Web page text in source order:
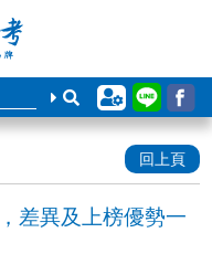
回上頁
差異及上榜優勢一